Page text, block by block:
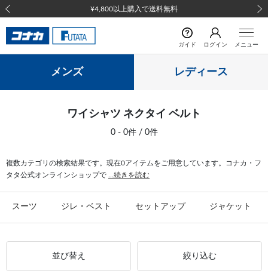
¥4,800以上購入で送料無料
前の画像
ガイド ログイン メニュー
メンズ レディース
ワイシャツ ネクタイ ベルト
0 - 0件 / 0件
複数カテゴリの検索結果です。現在0アイテムをご用意しています。コナカ・フ
タタ公式オンラインショップで
...続きを読む
スーツ ジレ・ベスト セットアップ ジャケット
並び替え 絞り込む